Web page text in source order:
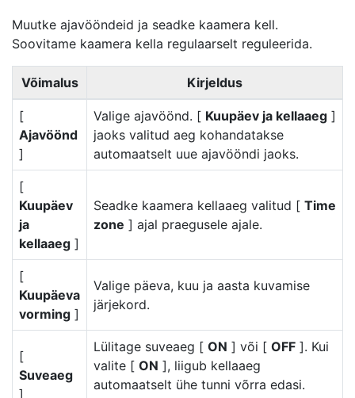
Muutke ajavööndeid ja seadke kaamera kell.
Soovitame kaamera kella regulaarselt reguleerida.
Võimalus Kirjeldus
[
Ajavöönd
]
Valige ajavöönd. [ Kuupäev ja kellaaeg ]
jaoks valitud aeg kohandatakse
automaatselt uue ajavööndi jaoks.
[
Kuupäev
ja
kellaaeg ]
Seadke kaamera kellaaeg valitud [ Time
zone ] ajal praegusele ajale.
[
Kuupäeva
vorming ]
Valige päeva, kuu ja aasta kuvamise
järjekord.
[
Suveaeg
]
Lülitage suveaeg [ ON ] või [ OFF ]. Kui
valite [ ON ], liigub kellaaeg
automaatselt ühe tunni võrra edasi.